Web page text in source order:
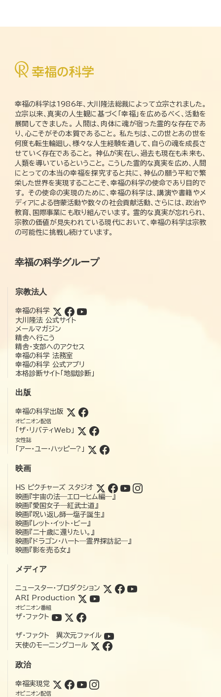
幸福の科学は1986年、大川隆法総裁によって立宗されました。
立宗以来、真実の人生観に基づく「幸福」を広めるべく、活動を
展開してきました。 人間は、肉体に魂が宿った霊的な存在であ
り、心こそがその本質であること。 私たちは、この世とあの世を
何度も転生輪廻し、様々な人生経験を通して、自らの魂を成長さ
せていく存在であること。 神仏が実在し、過去も現在も未来も、
人類を導いているということ。 こうした霊的な真実を広め、人間
にとっての本当の幸福を探究すると共に、神仏の願う平和で繁
栄した世界を実現することこそ、幸福の科学の使命であり目的で
す。 その使命の実現のために、幸福の科学は、講演や書籍やメ
ディアによる啓蒙活動や数々の社会貢献活動、さらには、政治や
教育、国際事業にも取り組んでいます。 霊的な真実が忘れられ、
宗教の価値が見失われている現代において、幸福の科学は宗教
の可能性に挑戦し続けています。
幸福の科学グループ
宗教法人
幸福の科学
大川隆法 公式サイト
メールマガジン
精舎へ行こう
精舎・支部へのアクセス
幸福の科学 法務室
幸福の科学 公式アプリ
本格診断サイト「地獄診断」
出版
幸福の科学出版
オピニオン配信
「ザ・リバティWeb」
女性誌
「アー・ユー・ハッピー?」
映画
HS ピクチャーズ スタジオ
映画『宇宙の法―エローヒム編―』
映画『愛国女子―紅武士道』
映画『呪い返し師—塩子誕生』
映画『レット・イット・ビー』
映画『二十歳に還りたい。』
映画『ドラゴン・ハート―霊界探訪記―』
映画『影を売る女』
メディア
ニュースター・プロダクション
ARI Production
オピニオン番組
ザ・ファクト
ザ・ファクト 異次元ファイル
天使のモーニングコール
政治
幸福実現党
オピニオン配信